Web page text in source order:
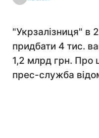
"Укрзалізниця" в
придбати 4 тис.
1,2 млрд грн. Про
прес-служба